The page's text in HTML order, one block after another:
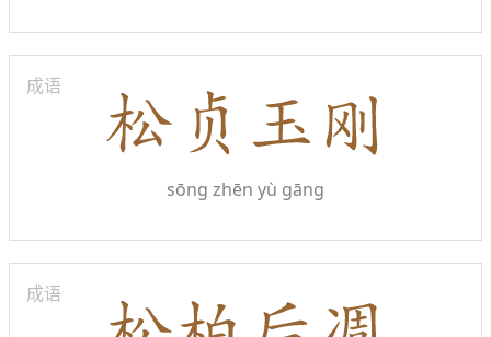
成语
sōng zhēn yù gāng
成语